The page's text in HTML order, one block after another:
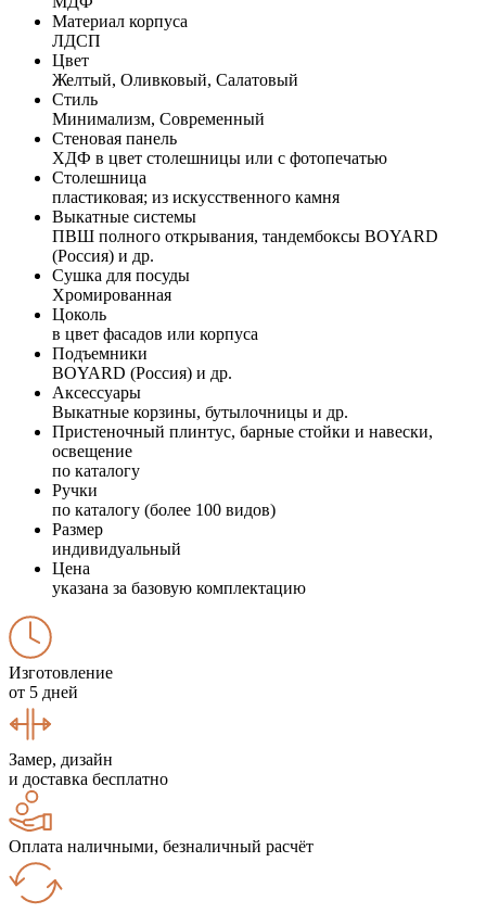
Материал корпуса
ЛДСП
Цвет
Желтый, Оливковый, Салатовый
Стиль
Минимализм, Современный
Стеновая панель
ХДФ в цвет столешницы или с фотопечатью
Столешница
пластиковая; из искусственного камня
Выкатные системы
ПВШ полного открывания, тандембоксы BOYARD
(Россия) и др.
Сушка для посуды
Хромированная
Цоколь
в цвет фасадов или корпуса
Подъемники
BOYARD (Россия) и др.
Аксессуары
Выкатные корзины, бутылочницы и др.
Пристеночный плинтус, барные стойки и навески,
освещение
по каталогу
Ручки
по каталогу (более 100 видов)
Размер
индивидуальный
Цена
указана за базовую комплектацию
Изготовление
от 5 дней
Замер, дизайн
и доставка бесплатно
Оплата наличными, безналичный расчёт